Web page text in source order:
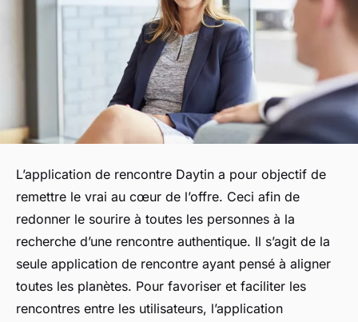
L’application de rencontre Daytin a pour objectif de
remettre le vrai au cœur de l’offre. Ceci afin de
redonner le sourire à toutes les personnes à la
recherche d’une rencontre authentique. Il s’agit de la
seule application de rencontre ayant pensé à aligner
toutes les planètes. Pour favoriser et faciliter les
rencontres entre les utilisateurs, l’application